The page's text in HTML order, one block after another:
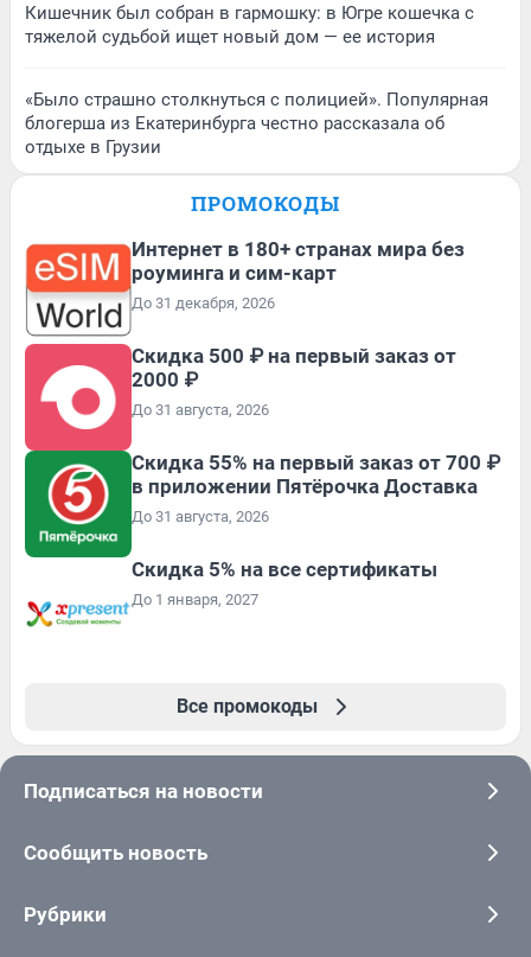
Кишечник был собран в гармошку: в Югре кошечка с
тяжелой судьбой ищет новый дом — ее история
«Было страшно столкнуться с полицией». Популярная
блогерша из Екатеринбурга честно рассказала об
отдыхе в Грузии
ПРОМОКОДЫ
Интернет в 180+ странах мира без
роуминга и сим-карт
До 31 декабря, 2026
Скидка 500 ₽ на первый заказ от
2000 ₽
До 31 августа, 2026
Скидка 55% на первый заказ от 700 ₽
в приложении Пятёрочка Доставка
До 31 августа, 2026
Скидка 5% на все сертификаты
До 1 января, 2027
Все промокоды
Подписаться на новости
Сообщить новость
Рубрики